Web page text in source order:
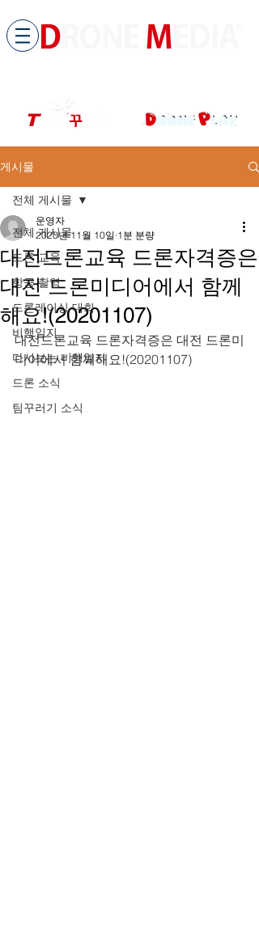
게시물
전체 게시물
드론 교육
항공 촬영
드론레이싱 대회
비행일지
다시보는 비행일지
드론 소식
팀꾸러기 소식
전체 게시물
대전드론교육 드론자격증은
대전 드론미디어에서 함께
해요!(20201107)
운영자
2020년 11월 10일 1분 분량
대전드론교육 드론자격증은 대전 드론미
디어에서 함께해요!(20201107)